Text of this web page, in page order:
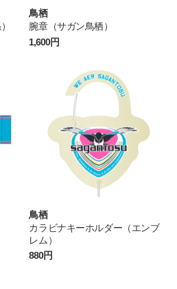
鳥栖
腕章（サガン鳥栖）
1,600円
鳥栖
カラビナキーホルダー（エンブ
レム）
880円